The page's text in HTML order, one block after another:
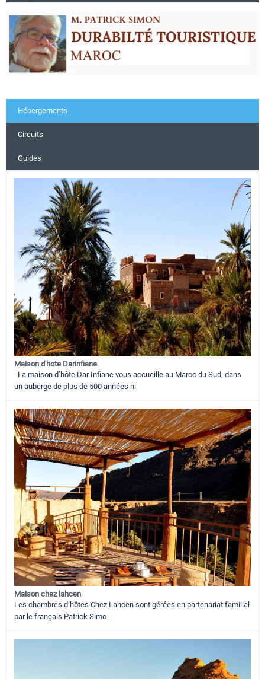
Hébergements
Circuits
Guides
Maison d'hote Darinfiane
La maison d’hôte Dar Infiane vous accueille au Maroc du Sud, dans
un auberge de plus de 500 années ni
Maison chez lahcen
Les chambres d’hôtes Chez Lahcen sont gérées en partenariat familial
par le français Patrick Simo